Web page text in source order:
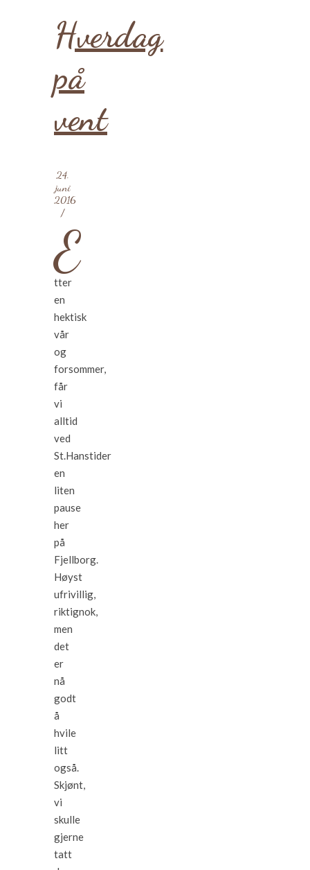
Hverdag
på
vent
24.
juni
2016
/
E
tter
en
hektisk
vår
og
forsommer,
får
vi
alltid
ved
St.Hanstider
en
liten
pause
her
på
Fjellborg.
Høyst
ufrivillig,
riktignok,
men
det
er
nå
godt
å
hvile
litt
også.
Skjønt,
vi
skulle
gjerne
tatt